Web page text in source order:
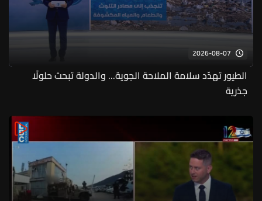
2026-08-07
الطيور تهدّد سلامة الملاحة الجوية... والدولة تبحث حلولًا
جذرية